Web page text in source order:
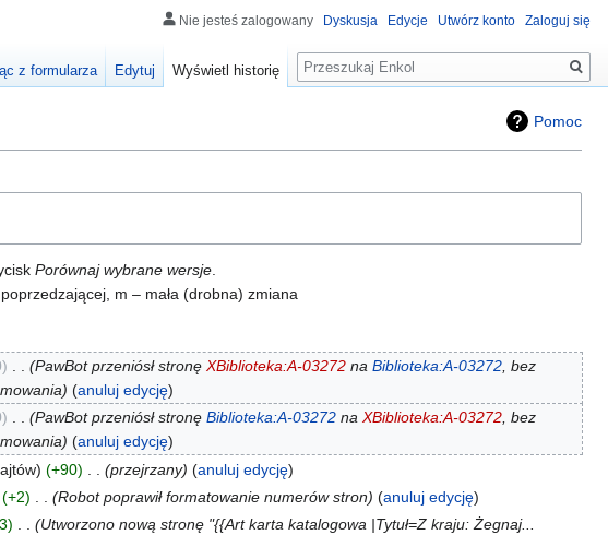
Pomoc
Porównaj wybrane wersje
m – mała (drobna) zmiana
PawBot przeniósł stronę XBiblioteka:A-03272na Biblioteka:A-03272, bez
anuluj edycję
PawBot przeniósł stronę Biblioteka:A-03272na XBiblioteka:A-03272, bez
anuluj edycję
+90 przejrzany
anuluj edycję
+2 Robot poprawił formatowanie numerów stron
anuluj edycję
Utworzono nową stronę "{{Art karta katalogowa |Tytuł=Z kraju: Żegnaj...
Nie jesteś zalogowany Dyskusja Edycje Utwórz konto Zaloguj się
z formularza Edytuj Wyświetl historię
Szukaj